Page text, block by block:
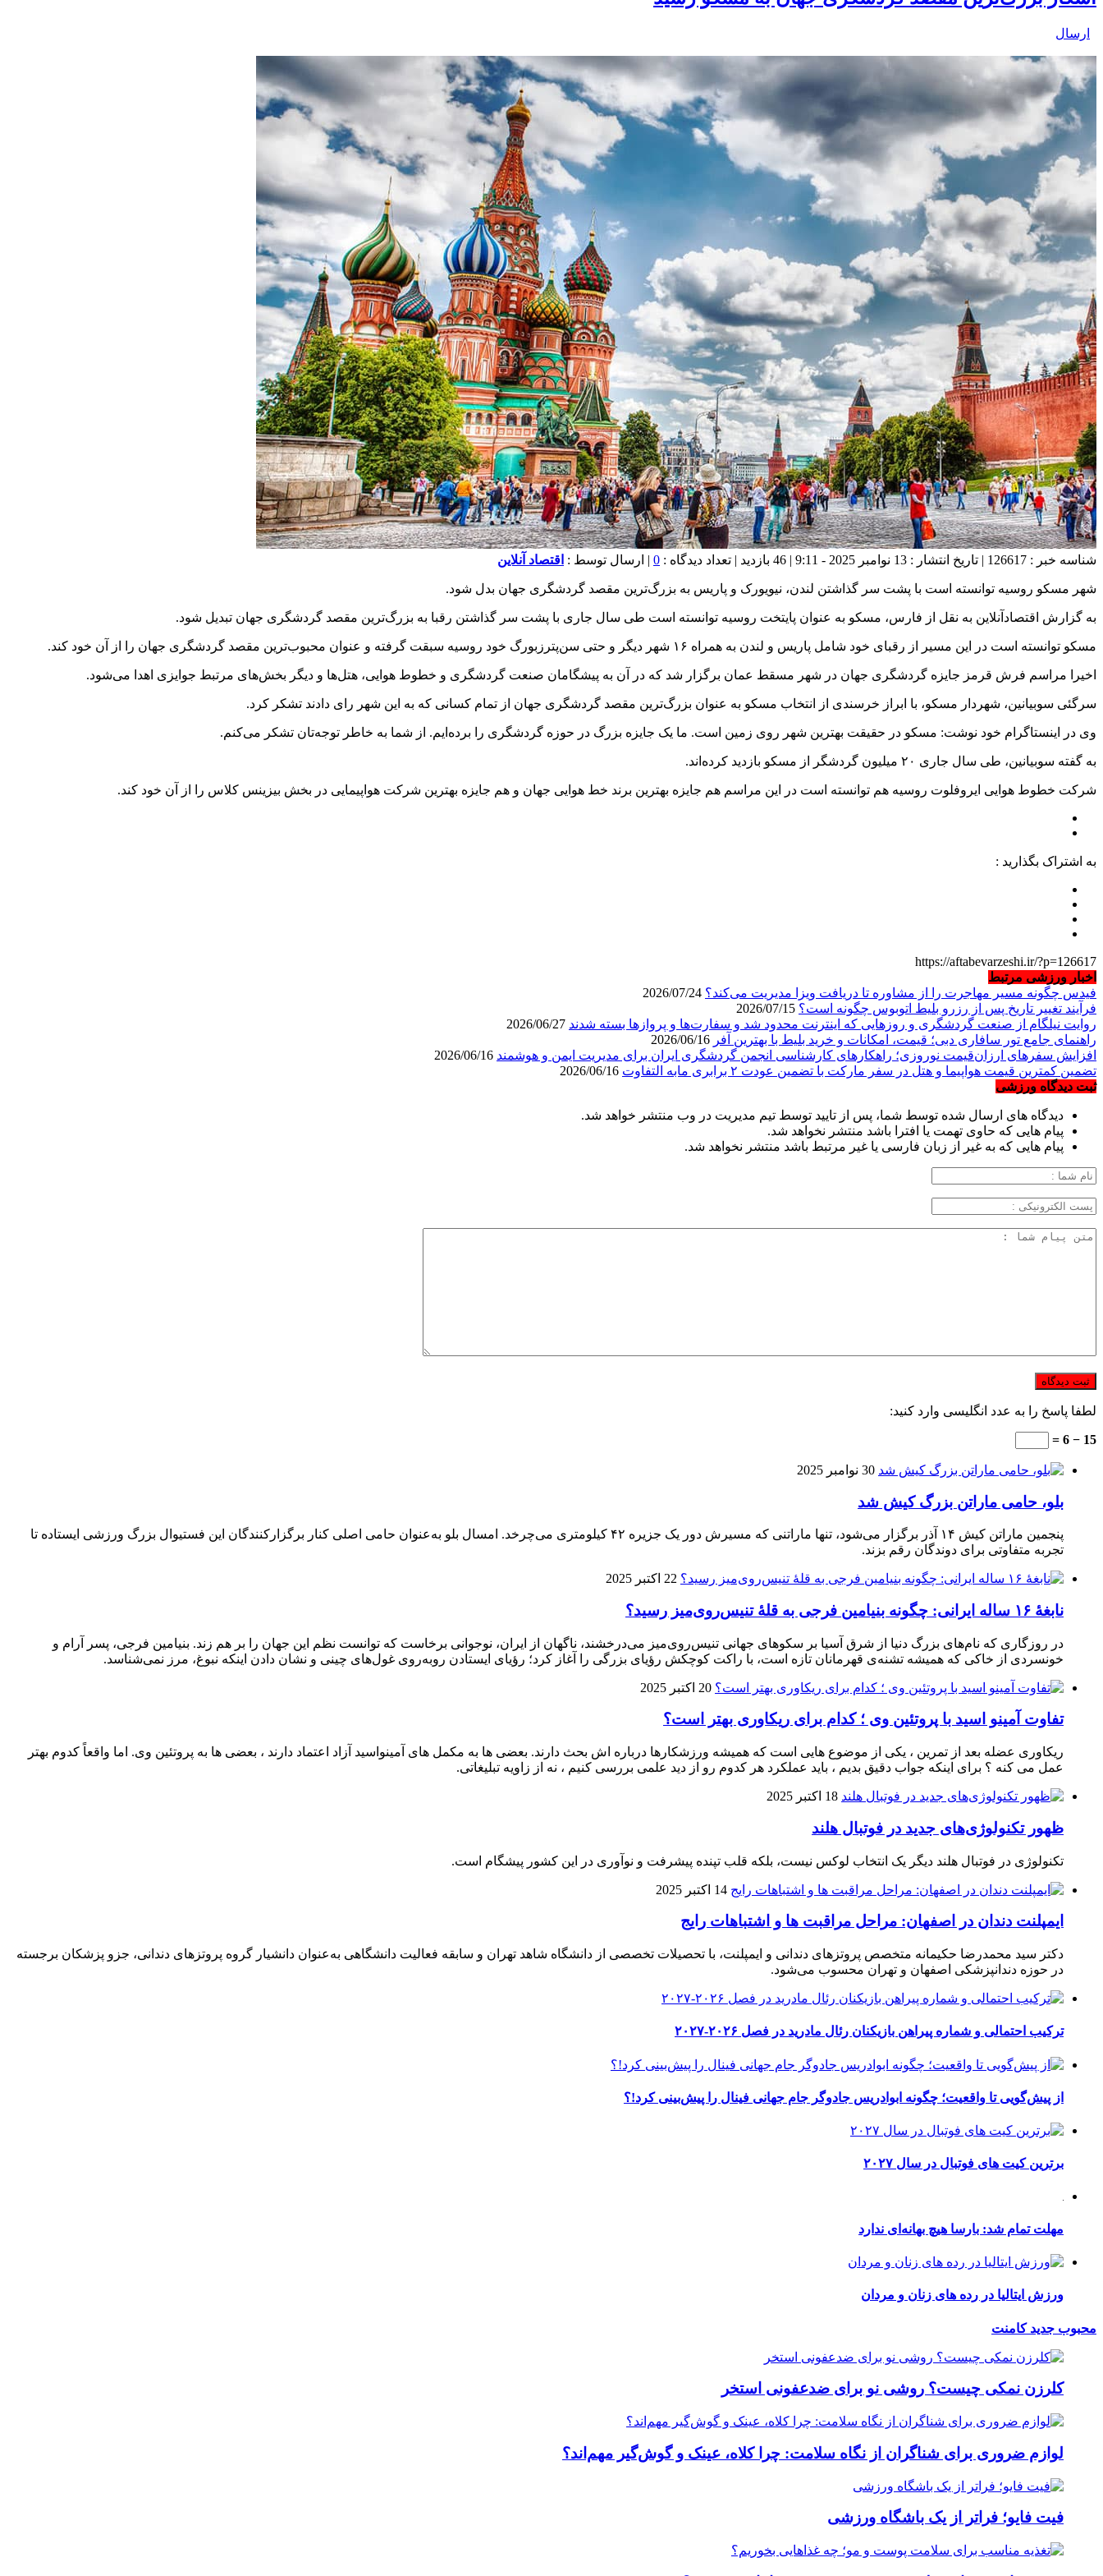
ارسال
شناسه خبر : 126617 | تاریخ انتشار : 13 نوامبر 2025 - 9:11 | 46 بازدید | تعداد دیدگاه : 0 | ارسال توسط : اقتصاد آنلاین
شهر مسکو روسیه توانسته است با پشت سر گذاشتن لندن، نیویورک و پاریس به بزرگ‌ترین مقصد گردشگری جهان بدل شود.
به گزارش اقتصادآنلاین به نقل از فارس، مسکو به عنوان پایتخت روسیه توانسته است طی سال جاری با پشت سر گذاشتن رقبا به بزرگ‌ترین مقصد گردشگری جهان تبدیل شود.
مسکو توانسته است در این مسیر از رقبای خود شامل پاریس و لندن به همراه ۱۶ شهر دیگر و حتی سن‌پترزبورگ خود روسیه سبقت گرفته و عنوان محبوب‌ترین مقصد گردشگری جهان را از آن خود کند.
اخیرا مراسم فرش قرمز جایزه گردشگری جهان در شهر مسقط عمان برگزار شد که در آن به پیشگامان صنعت گردشگری و خطوط هوایی، هتل‌ها و دیگر بخش‌های مرتبط جوایزی اهدا می‌شود.
سرگئی سوبیانین، شهردار مسکو، با ابراز خرسندی از انتخاب مسکو به عنوان بزرگ‌ترین مقصد گردشگری جهان از تمام کسانی که به این شهر رای دادند تشکر کرد.
وی در اینستاگرام خود نوشت: مسکو در حقیقت بهترین شهر روی زمین است. ما یک جایزه بزرگ در حوزه گردشگری را برده‌ایم. از شما به خاطر توجه‌تان تشکر می‌کنم.
به گفته سوبیانین، طی سال جاری ۲۰ میلیون گردشگر از مسکو بازدید کرده‌اند.
شرکت خطوط هوایی ایروفلوت روسیه هم توانسته است در این مراسم هم جایزه بهترین برند خط هوایی جهان و هم جایزه بهترین شرکت هواپیمایی در بخش بیزینس کلاس را از آن خود کند.
به اشتراک بگذارید :
https://aftabevarzeshi.ir/?p=126617
اخبار ورزشی مرتبط
فیدس چگونه مسیر مهاجرت را از مشاوره تا دریافت ویزا مدیریت می‌کند؟
فرآیند تغییر تاریخ پس از رزرو بلیط اتوبوس چگونه است؟
روایت نیلگام از صنعت گردشگری و روزهایی که اینترنت محدود شد و سفارت‌ها و پروازها بسته شدند
راهنمای جامع تور سافاری دبی؛ قیمت، امکانات و خرید بلیط با بهترین آفر
افزایش سفرهای ارزان‌قیمت نوروزی؛ راهکارهای کارشناسی انجمن گردشگری ایران برای مدیریت ایمن و هوشمند
تضمین کمترین قیمت هواپیما و هتل در سفر مارکت با تضمین عودت ۲ برابری مابه التفاوت
ثبت دیدگاه ورزشی
دیدگاه های ارسال شده توسط شما، پس از تایید توسط تیم مدیریت در وب منتشر خواهد شد.
پیام هایی که حاوی تهمت یا افترا باشد منتشر نخواهد شد.
پیام هایی که به غیر از زبان فارسی یا غیر مرتبط باشد منتشر نخواهد شد.
لطفا پاسخ را به عدد انگلیسی وارد کنید:
15 − 6 =
30 نوامبر 2025
بلو، حامی ماراتن بزرگ کیش شد
پنجمین ماراتن کیش ۱۴ آذر برگزار می‌شود، تنها ماراتنی که مسیرش دور یک جزیره ۴۲ کیلومتری می‌چرخد. امسال بلو به‌عنوان حامی اصلی کنار برگزارکنندگان این فستیوال بزرگ ورزشی ایستاده تا
تجربه متفاوتی برای دوندگان رقم بزند.
22 اکتبر 2025
نابغهٔ ۱۶ ساله ایرانی: چگونه بنیامین فرجی به قلهٔ تنیس‌روی‌میز رسید؟
در روزگاری که نام‌های بزرگ دنیا از شرق آسیا بر سکوهای جهانی تنیس‌روی‌میز می‌درخشند، ناگهان از ایران، نوجوانی برخاست که توانست نظم این جهان را بر هم زند. بنیامین فرجی، پسر آرام و
خونسردی از خاکی که همیشه تشنه‌ی قهرمانان تازه است، با راکت کوچکش رؤیای بزرگی را آغاز کرد؛ رؤیای ایستادن روبه‌روی غول‌های چینی و نشان دادن اینکه نبوغ، مرز نمی‌شناسد.
20 اکتبر 2025
تفاوت آمینو اسید با پروتئین وی ؛ کدام برای ریکاوری بهتر است؟
ریکاوری عضله بعد از تمرین ، یکی از موضوع‌ هایی‌ است که همیشه ورزشکارها درباره‌ اش بحث دارند. بعضی‌ ها به مکمل‌ های آمینواسید آزاد اعتماد دارند ، بعضی‌ ها به پروتئین وی. اما واقعاً کدوم بهتر
عمل می‌ کنه ؟ برای اینکه جواب دقیق بدیم ، باید عملکرد هر کدوم رو از دید علمی بررسی کنیم ، نه از زاویه تبلیغاتی.
18 اکتبر 2025
ظهور تکنولوژی‌های جدید در فوتبال هلند
تکنولوژی در فوتبال هلند دیگر یک انتخاب لوکس نیست، بلکه قلب تپنده پیشرفت و نوآوری در این کشور پیشگام است.
14 اکتبر 2025
ایمپلنت دندان در اصفهان: مراحل مراقبت ها و اشتباهات رایج
دکتر سید محمدرضا حکیمانه متخصص پروتزهای دندانی و ایمپلنت، با تحصیلات تخصصی از دانشگاه شاهد تهران و سابقه فعالیت دانشگاهی به‌عنوان دانشیار گروه پروتزهای دندانی، جزو پزشکان برجسته
در حوزه دندانپزشکی اصفهان و تهران محسوب می‌شود.
ترکیب احتمالی و شماره پیراهن بازیکنان رئال مادرید در فصل ۲۰۲۶-۲۰۲۷
از پیش‌گویی تا واقعیت؛ چگونه ابوادریس جادوگر جام جهانی فینال را پیش‌بینی کرد!؟
برترین کیت های فوتبال در سال ۲۰۲۷
مهلت تمام شد: بارسا هیچ بهانه‌‌ای ندارد
ورزش ایتالیا در رده های زنان و مردان
محبوب جدیدکامنت
کلرزن نمکی چیست؟ روشی نو برای ضدعفونی استخر
لوازم ضروری برای شناگران از نگاه سلامت: چرا کلاه، عینک و گوش‌گیر مهم‌اند؟
فیت ‌فایو؛ فراتر از یک باشگاه ورزشی